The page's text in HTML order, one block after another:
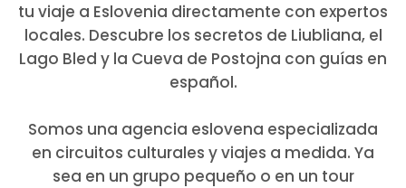
tu viaje a Eslovenia directamente con expertos
locales. Descubre los secretos de Liubliana, el
Lago Bled y la Cueva de Postojna con guías en
español.
Somos una agencia eslovena especializada
en circuitos culturales y viajes a medida. Ya
sea en un grupo pequeño o en un tour